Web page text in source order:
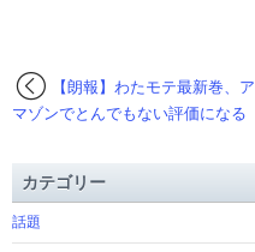
【朗報】わたモテ最新巻、ア
マゾンでとんでもない評価になる
カテゴリー
話題